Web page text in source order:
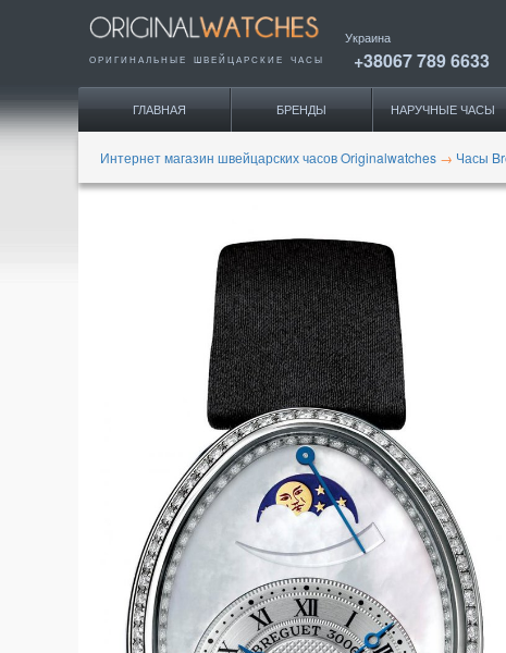
ОРИГИНАЛЬНЫЕ ШВЕЙЦАРСКИЕ ЧАСЫ
Украина
+38067 789 6633
ГЛАВНАЯ БРЕНДЫ НАРУЧНЫЕ ЧАСЫ
Интернет магазин швейцарских часов Originalwatches → Часы